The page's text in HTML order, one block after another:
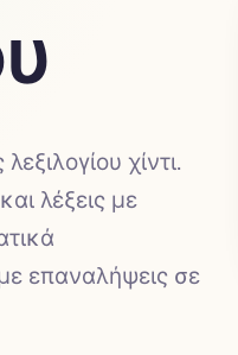
χίντι.
λέξεις με
επαναλήψεις σε